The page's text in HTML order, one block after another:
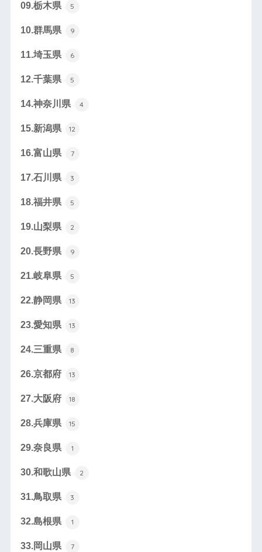
09.栃木県 5
10.群馬県 9
11.埼玉県 6
12.千葉県 5
14.神奈川県 4
15.新潟県 12
16.富山県 7
17.石川県 3
18.福井県 5
19.山梨県 2
20.長野県 9
21.岐阜県 5
22.静岡県 13
23.愛知県 13
24.三重県 8
26.京都府 13
27.大阪府 18
28.兵庫県 15
29.奈良県 1
30.和歌山県 2
31.鳥取県 3
32.島根県 1
33.岡山県 7